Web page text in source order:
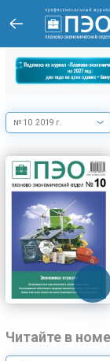
№ 10 2019 г.
Читайте в